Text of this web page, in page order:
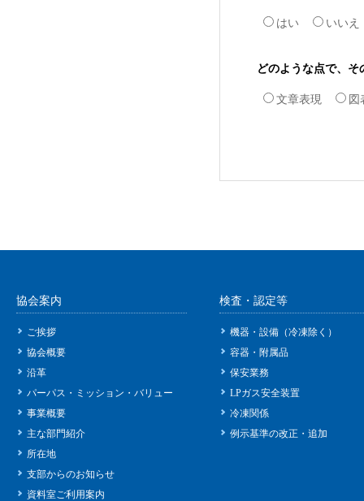
はい いいえ
どのような点で、
文章表現 図
協会案内
ご挨拶
協会概要
沿革
パーパス・ミッション・バリュー
事業概要
主な部門紹介
所在地
支部からのお知らせ
資料室ご利用案内
検査・認定等
機器・設備（冷凍除く）
容器・附属品
保安業務
LPガス安全装置
冷凍関係
例示基準の改正・追加